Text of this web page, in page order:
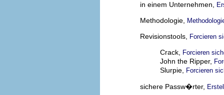
in einem Unternehmen,
Methodologie,
Revisionstools, Forcieren
Crack, Forcieren
John the Ripper,
Slurpie, Forcieren
sichere Passw�rter,